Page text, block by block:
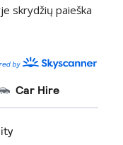
skrydžių paieška